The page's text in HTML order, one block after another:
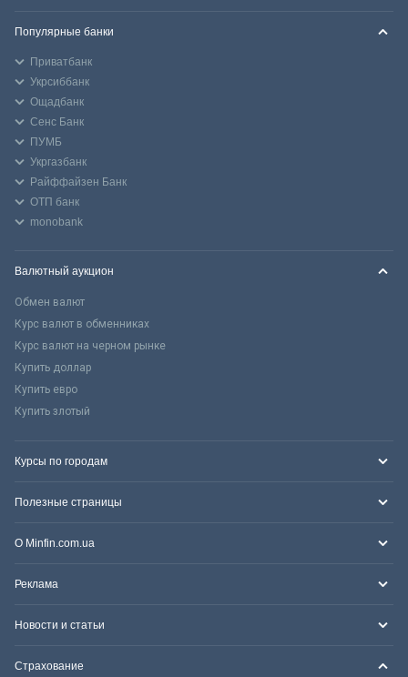
Популярные банки
Приватбанк
Укрсиббанк
Ощадбанк
Сенс Банк
ПУМБ
Укргазбанк
Райффайзен Банк
ОТП банк
monobank
Валютный аукцион
Обмен валют
Курс валют в обменниках
Курс валют на черном рынке
Купить доллар
Купить евро
Купить злотый
Курсы по городам
Полезные страницы
О Minfin.com.ua
Реклама
Новости и статьи
Страхование